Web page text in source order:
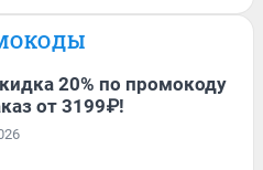
20% по промокоду
от 3199₽!